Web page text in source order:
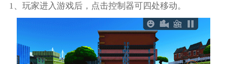
1、玩家进入游戏后，点击控制器可四处移动。